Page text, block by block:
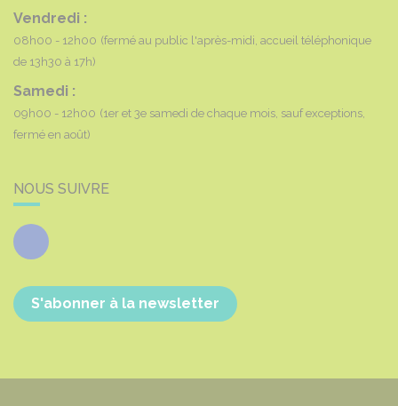
Vendredi :
08h00 - 12h00 (fermé au public l'après-midi, accueil téléphonique
de 13h30 à 17h)
Samedi :
09h00 - 12h00 (1er et 3e samedi de chaque mois, sauf exceptions,
fermé en août)
NOUS SUIVRE
Facebook
S'abonner à la newsletter